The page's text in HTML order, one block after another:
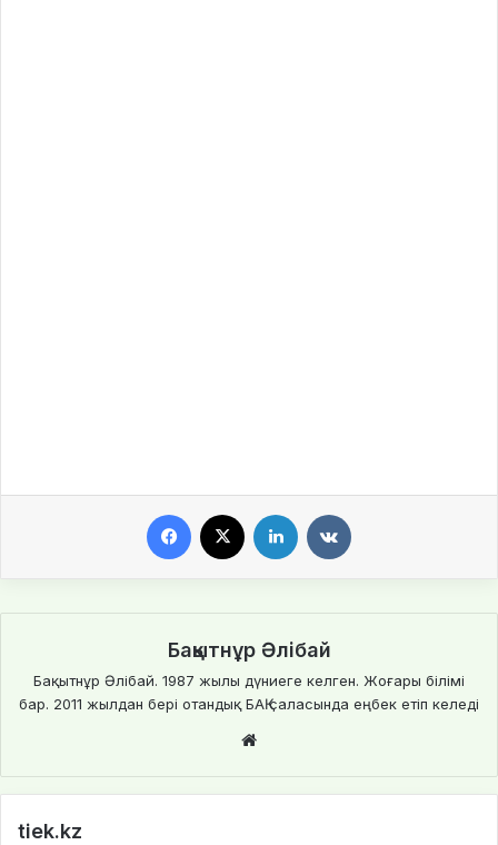
Бақытнұр Әлібай
Бақытнұр Әлібай. 1987 жылы дүниеге келген. Жоғары білімі
бар. 2011 жылдан бері отандық БАҚ саласында еңбек етіп келеді
te
tiek.kz